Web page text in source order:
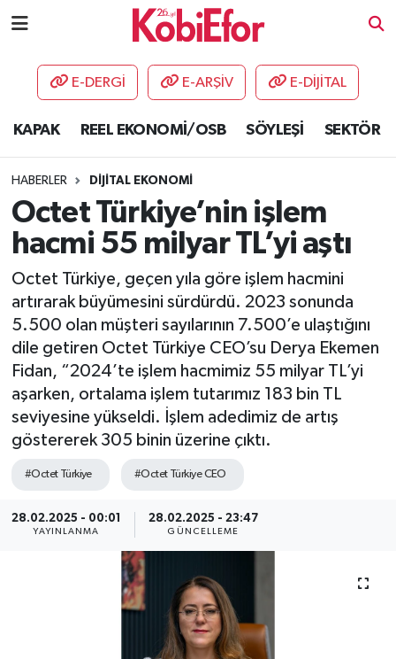
E-DERGİ E-ARŞİV E-DİJİTAL
KAPAK REEL EKONOMİ/OSB SÖYLEŞİ SEKTÖR
HABERLER DİJİTAL EKONOMİ
Octet Türkiye’nin işlem
hacmi 55 milyar TL’yi aştı
Octet Türkiye, geçen yıla göre işlem hacmini
artırarak büyümesini sürdürdü. 2023 sonunda
5.500 olan müşteri sayılarının 7.500’e ulaştığını
dile getiren Octet Türkiye CEO’su Derya Ekemen
Fidan, “2024’te işlem hacmimiz 55 milyar TL’yi
aşarken, ortalama işlem tutarımız 183 bin TL
seviyesine yükseldi. İşlem adedimiz de artış
göstererek 305 binin üzerine çıktı.
#Octet Türkiye #Octet Türkiye CEO
28.02.2025 - 00:01
YAYINLANMA
28.02.2025 - 23:47
GÜNCELLEME
AKADEMİ
DESTEK-TEŞVİK
ETKİNLİK
GÜNCEL
HABERLER
KAPAK
OSB
SEKTÖR
ŞİRKET PANO
SÖYLEŞİ